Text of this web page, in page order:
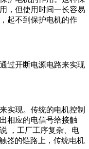
，但使用时间一长容易
起不到保护电机的作
过开断电源电路来实现
实现。传统的电机控制
相应的电信号给接触
，工厂工序复杂、电
器的链路上，传统电机